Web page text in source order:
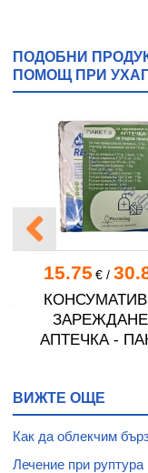
ПОДОБНИ
ПОМОЩ ПРИ
15.75 €/
АПТЕЧКА -
ВИЖТЕ ОЩЕ
Как да облекчим
Лечение при